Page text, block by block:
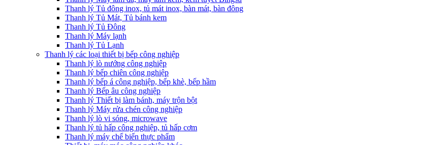
Thanh lý Tủ đông inox, tủ mát inox, bàn mát, bàn đông
Thanh lý Tủ Mát, Tủ bánh kem
Thanh lý Tủ Đông
Thanh lý Máy lạnh
Thanh lý Tủ Lạnh
Thanh lý các loại thiết bị bếp công nghiệp
Thanh lý lò nướng công nghiệp
Thanh lý bếp chiên công nghiệp
Thanh lý bếp á công nghiệp, bếp khè, bếp hầm
Thanh lý Bếp âu công nghiệp
Thanh lý Thiết bị làm bánh, máy trộn bột
Thanh lý Máy rửa chén công nghiệp
Thanh lý lò vi sóng, microwave
Thanh lý tủ hấp công nghiệp, tủ hấp cơm
Thanh lý máy chế biến thực phẩm